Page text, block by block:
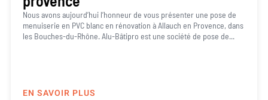
Nous avons aujourd’hui l’honneur de vous présenter une pose de
menuiserie en PVC blanc en rénovation à Allauch en Provence, dans
les Bouches-du-Rhône. Alu-Bâtipro est une société de pose de...
EN SAVOIR PLUS